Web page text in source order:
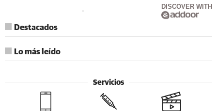
DISCOVER WITH
Destacados
Lo más leído
Servicios